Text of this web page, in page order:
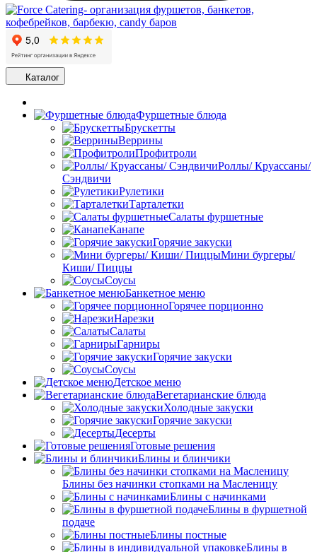
Каталог
Фуршетные блюда
Брускетты
Веррины
Профитроли
Роллы/ Круассаны/
Сэндвичи
Рулетики
Тарталетки
Салаты фуршетные
Канапе
Горячие закуски
Мини бургеры/
Киши/ Пиццы
Соусы
Банкетное меню
Горячее порционно
Нарезки
Салаты
Гарниры
Горячие закуски
Соусы
Детское меню
Вегетарианские блюда
Холодные закуски
Горячие закуски
Десерты
Готовые решения
Блины и блинчики
Блины без начинки стопками на Масленицу
Блины с начинками
Блины в фуршетной
подаче
Блины постные
Блины в